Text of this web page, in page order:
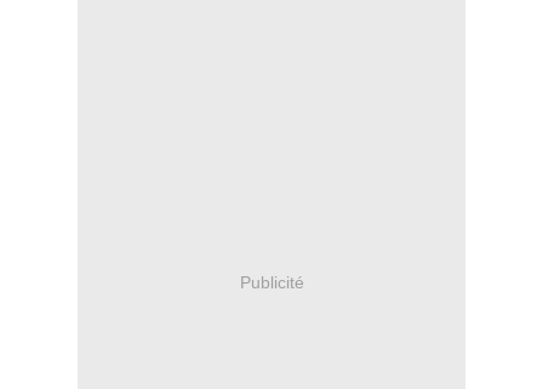
Publicité